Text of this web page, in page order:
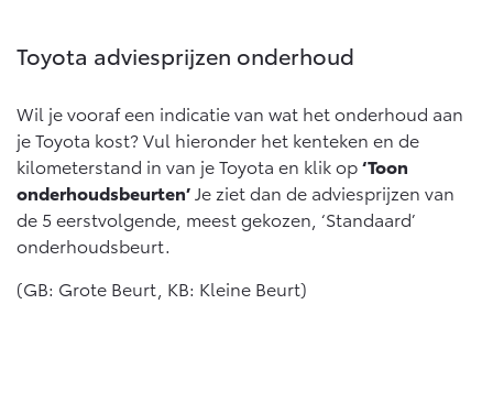
Toyota adviesprijzen onderhoud
Wil je vooraf een indicatie van wat het onderhoud aan
je Toyota kost? Vul hieronder het kenteken en de
kilometerstand in van je Toyota en klik op‘Toon
onderhoudsbeurten’Je ziet dan de adviesprijzen van
de 5 eerstvolgende, meest gekozen, ‘Standaard’
onderhoudsbeurt.
(GB: Grote Beurt, KB: Kleine Beurt)